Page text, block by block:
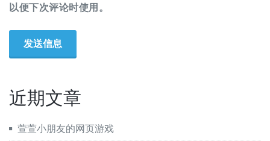
以便下次评论时使用。
近期文章
萱萱小朋友的网页游戏